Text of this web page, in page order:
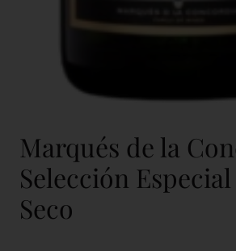
Marqués de la
Selección
Seco